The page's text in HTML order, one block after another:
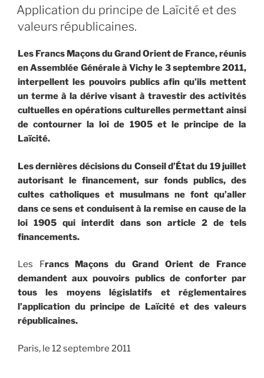
LE
Application du principe de Laïcité et des
valeurs républicaines.
Les Francs Maçons du Grand Orient de France, réunis
en Assemblée Générale à Vichy le 3 septembre 2011,
interpellent les pouvoirs publics afin qu’ils mettent
un terme à la dérive visant à travestir des activités
cultuelles en opérations culturelles permettant ainsi
de contourner la loi de 1905 et le principe de la
Laïcité.
Les dernières décisions du Conseil d’État du 19 juillet
autorisant le financement, sur fonds publics, des
cultes catholiques et musulmans ne font qu’aller
dans ce sens et conduisent à la remise en cause de la
loi 1905 qui interdit dans son article 2 de tels
financements.
Les Francs Maçons du Grand Orient de France
demandent aux pouvoirs publics de conforter par
tous les moyens législatifs et réglementaires
l’application du principe de Laïcité et des valeurs
républicaines.
Paris, le 12 septembre 2011